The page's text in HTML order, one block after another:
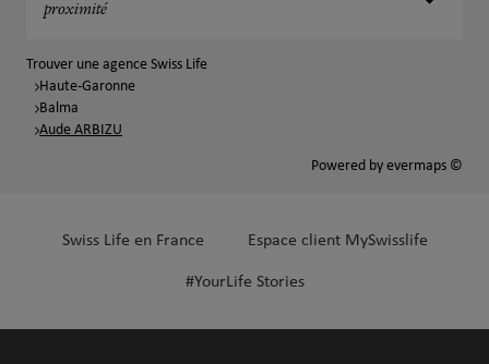
proximité
Trouver une agence Swiss Life
Haute-Garonne
Balma
Aude ARBIZU
Powered by evermaps ©
Swiss Life en France Espace client MySwisslife
#YourLife Stories